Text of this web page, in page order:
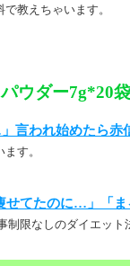
教えちゃいます。
ウダー7g*20
言われ始めたら
す。
せてたのに…」「
制限なしのダイエッ